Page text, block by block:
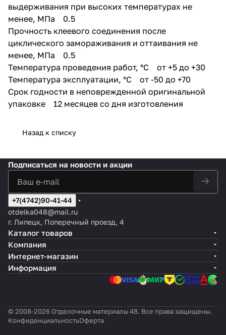
выдерживания при высоких температурах не
менее, МПа 0.5
Прочность клеевого соединения после
циклического замораживания и оттаивания не
менее, МПа 0.5
Температура проведения работ, °С от +5 до +30
Температура эксплуатации, °С от -50 до +70
Срок годности в неповрежденной оригинальной
упаковке 12 месяцев со дня изготовления
Назад к списку
Подписаться на новости и акции
+7(4742)90-41-44
otdelka048@mail.ru
г. Липецк, Поперечный проезд, 4
Каталог товаров
Компания
Интернет-магазин
Информация
© 2008-2026 Отделочные материалы 48. Все права защищены.
КонфиденциальностьОферта